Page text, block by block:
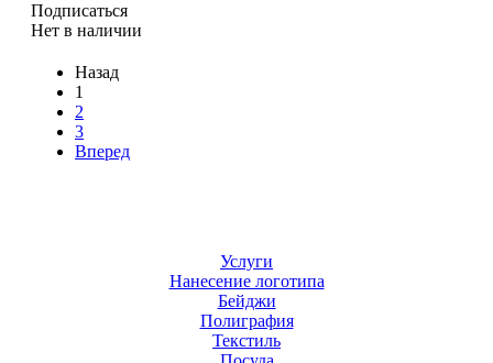
Подписаться
Нет в наличии
Назад
1
2
3
Вперед
Услуги
Нанесение логотипа
Бейджи
Полиграфия
Текстиль